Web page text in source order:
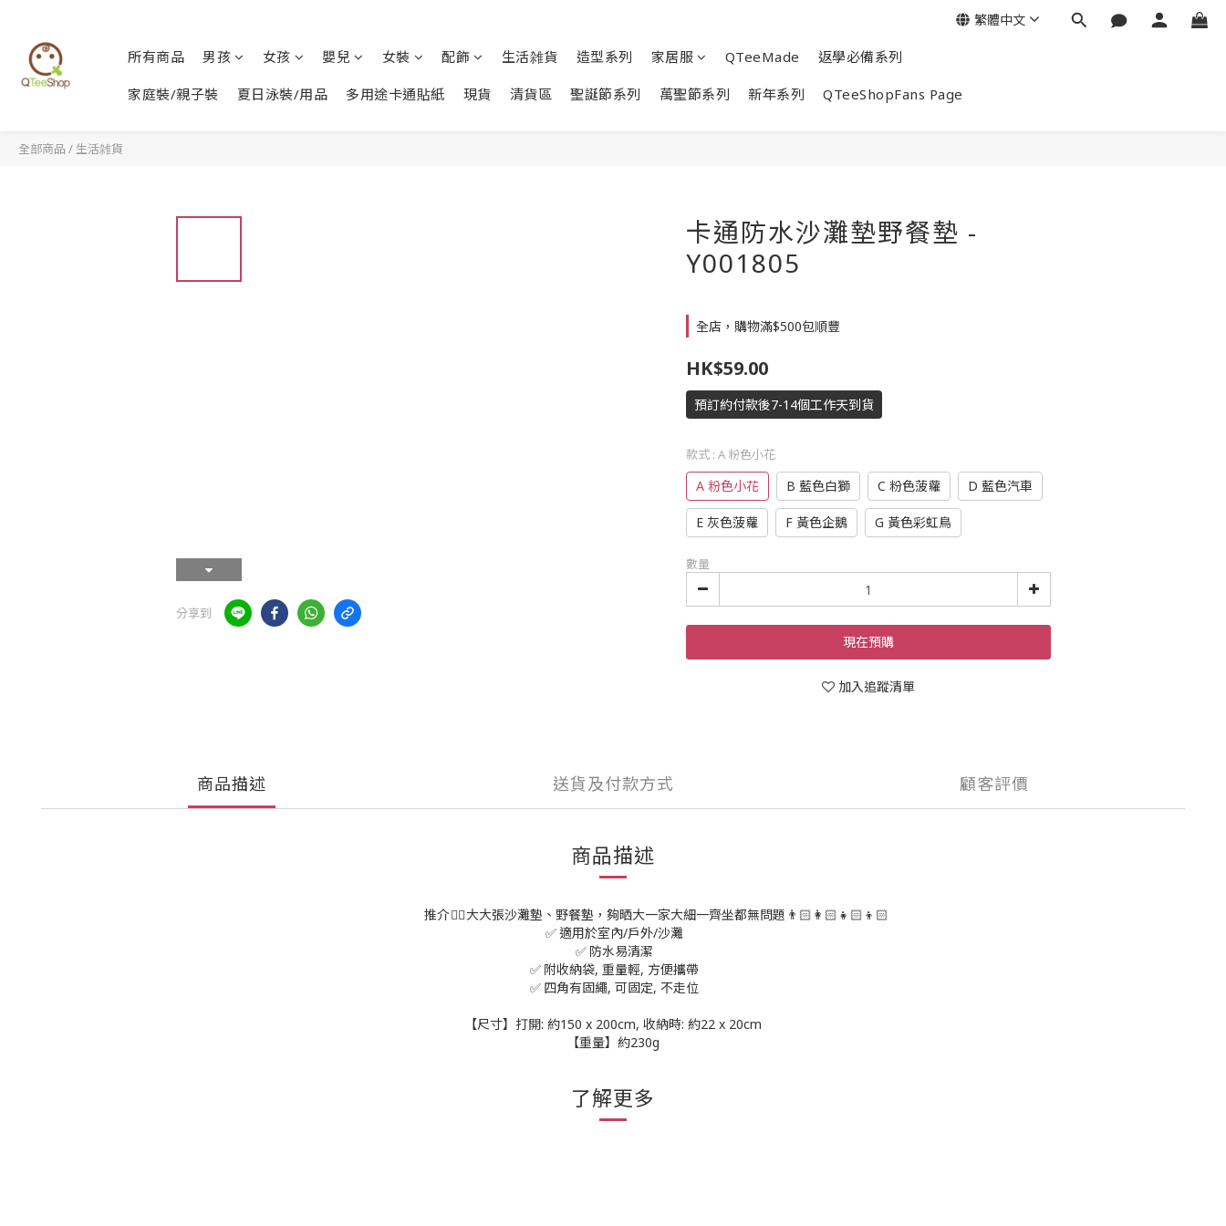
所有商品 男孩 女孩 嬰兒 女裝 配飾 生活雑貨 造型系列 家居服 QTeeMade 返學必備系列
家庭裝/親子裝 夏日泳裝/用品 多用途卡通貼紙 現貨 清貨區 聖誕節系列 萬聖節系列 新年系列 QTeeShopFans Page
繁體中文
全部商品 / 生活雑貨
分享到
卡通防水沙灘墊野餐墊 -
Y001805
全店，購物滿$500包順豐
HK$59.00
預訂約付款後7-14個工作天到貨
款式 : A 粉色小花
A 粉色小花 B 藍色白獅 C 粉色菠蘿 D 藍色汽車
E 灰色菠蘿 F 黃色企鵝 G 黃色彩虹鳥
數量
現在預購
加入追蹤清單
商品描述 送貨及付款方式 顧客評價
商品描述
推介👍🏻大大張沙灘墊、野餐墊，夠晒大一家大細一齊坐都無問題 👨🏻‍👩🏻‍👧🏻‍👦🏻
✅適用於室內/戶外/沙灘
✅ 防水易清潔
✅ 附收納袋, 重量輕, 方便攜帶
✅ 四角有固繩, 可固定, 不走位
【尺寸】打開: 約150 x 200cm, 收納時: 約22 x 20cm
【重量】約230g
了解更多